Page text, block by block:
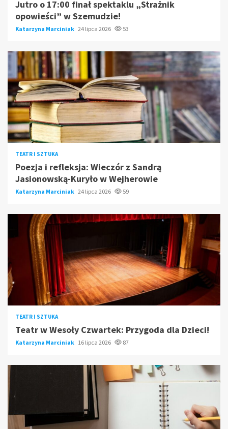
Jutro o 17:00 finał spektaklu „Strażnik
opowieści” w Szemudzie!
Katarzyna Marciniak 24 lipca 2026 53
TEATR I SZTUKA
Poezja i refleksja: Wieczór z Sandrą
Jasionowską-Kuryło w Wejherowie
Katarzyna Marciniak 24 lipca 2026 59
TEATR I SZTUKA
Teatr w Wesoły Czwartek: Przygoda dla Dzieci!
Katarzyna Marciniak 16 lipca 2026 87